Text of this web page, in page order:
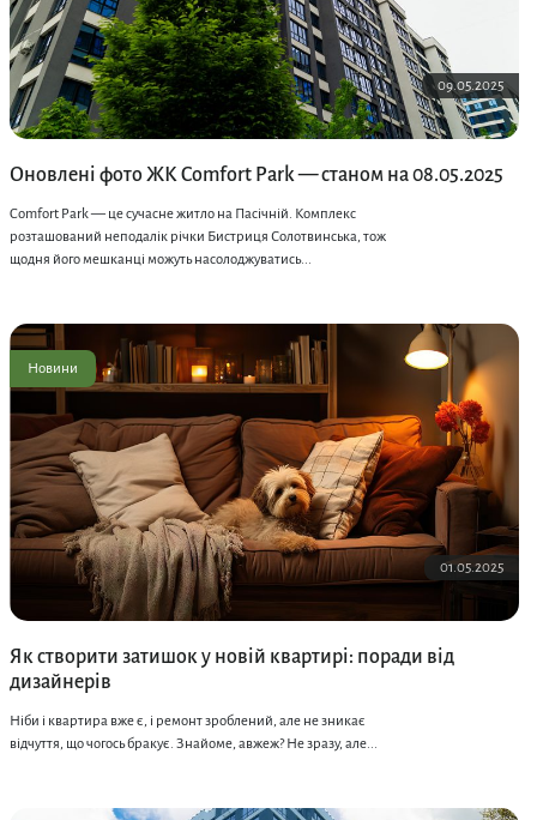
09.05.2025
Оновлені фото ЖК Comfort Park — станом на 08.05.2025
Comfort Park — це сучасне житло на Пасічній. Комплекс
розташований неподалік річки Бистриця Солотвинська, тож
щодня його мешканці можуть насолоджуватись...
01.05.2025
Новини
Як створити затишок у новій квартирі: поради від
дизайнерів
Ніби і квартира вже є, і ремонт зроблений, але не зникає
відчуття, що чогось бракує. Знайоме, авжеж? Не зразу, але...